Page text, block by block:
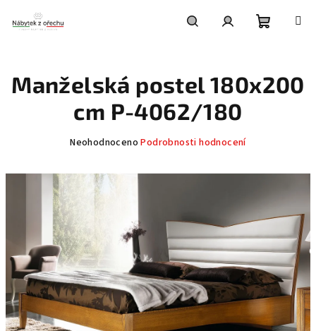
obsah
košík
Manželská postel 180x200
cm P-4062/180
Průměrné
produktu
z
5
hvězdiček.
Neohodnoceno Podrobnosti hodnocení